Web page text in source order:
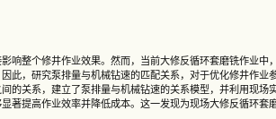
响整个修井作业效果。然而，当前大修反循环套磨铣作业中
此，研究泵排量与机械钻速的匹配关系，对于优化修井作业
的关系，建立了泵排量与机械钻速的关系模型，并利用现场
著提高作业效率并降低成本。这一发现为现场大修反循环套